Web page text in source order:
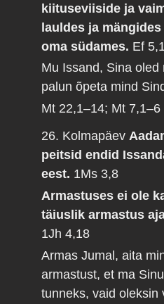
kiituseviiside ja
lauldes ja
oma südames. Ef
Mu Issand, Sina oled
palun õpeta mind
Mt 22,1–14; Mt 7,1–6
26. Kolmapäev
peitsid endid
eest. 1Ms 3,8
Armastuses ei ole
täiuslik armastus
1Jh 4,18
Armas Jumal, aita
armastust, et ma
tunneks, vaid oleksin